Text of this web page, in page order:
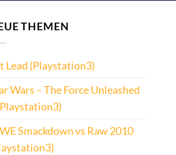
THEMEN
Lead (Playstation3)
Wars – The Force Unleashed
Smackdown vs Raw 2010